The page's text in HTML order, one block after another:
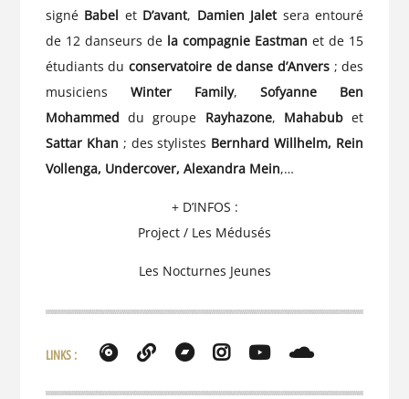
signé Babel et D’avant, Damien Jaletsera entouré
de 12 danseurs de la compagnie Eastman et de 15
étudiants duconservatoire de danse d’Anvers; des
musiciens Winter Family,Sofyanne Ben
Mohammed du groupe Rayhazone, Mahabubet
Sattar Khan ; des stylistes Bernhard Willhelm, Rein
Vollenga, Undercover, Alexandra Mein,…
+ D’INFOS :
Project / Les Médusés
Les Nocturnes Jeunes
LINKS :